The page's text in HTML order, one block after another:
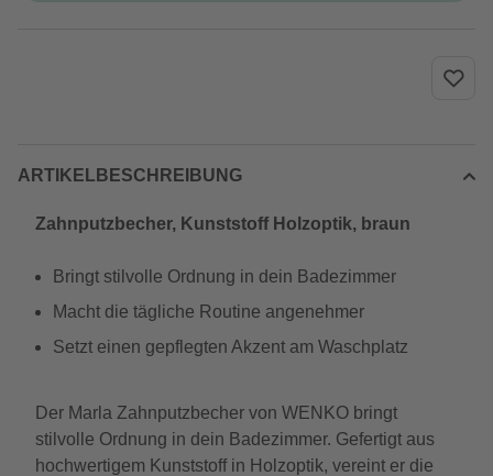
ARTIKELBESCHREIBUNG
Zahnputzbecher, Kunststoff Holzoptik, braun
Bringt stilvolle Ordnung in dein Badezimmer
Macht die tägliche Routine angenehmer
Setzt einen gepflegten Akzent am Waschplatz
Der Marla Zahnputzbecher von WENKO bringt
stilvolle Ordnung in dein Badezimmer. Gefertigt aus
hochwertigem Kunststoff in Holzoptik, vereint er die